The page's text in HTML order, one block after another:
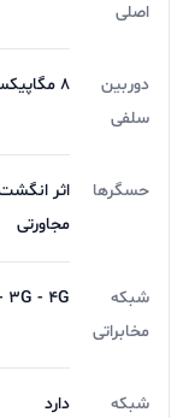
اصلی
دوربین
سلفی
8 مگاپیکسل
حسگرها
اثر
مجاورتی
شبکه
مخابراتی
3G - 4G
شبکه
دارد